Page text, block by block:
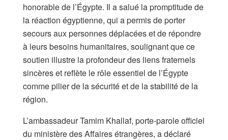
honorable de l’Égypte. Il a salué la promptitude de
la réaction égyptienne, qui a permis de porter
secours aux personnes déplacées et de répondre
à leurs besoins humanitaires, soulignant que ce
soutien illustre la profondeur des liens fraternels
sincères et reflète le rôle essentiel de l’Égypte
comme pilier de la sécurité et de la stabilité de la
région.
L’ambassadeur Tamim Khallaf, porte-parole officiel
du ministère des Affaires étrangères, a déclaré